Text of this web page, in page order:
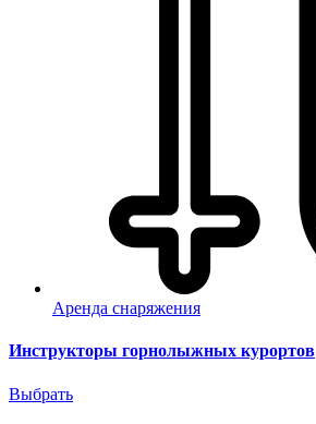
Аренда снаряжения
Инструкторы горнолыжных курортов
Выбрать